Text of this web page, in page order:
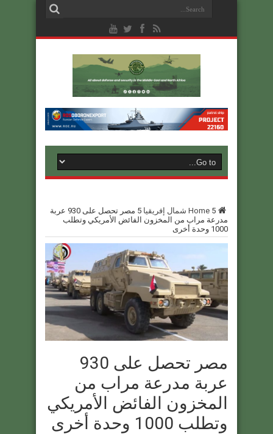
Home 5 شمال إفريقيا
مصر تحصل على 930 عربة
مدرعة مراب من المخزون الفائض الأمريكي وتطلب
1000 وحدة أخرى
مصر تحصل على 930
عربة مدرعة مراب من
المخزون الفائض الأمريكي
وتطلب 1000 وحدة أخرى